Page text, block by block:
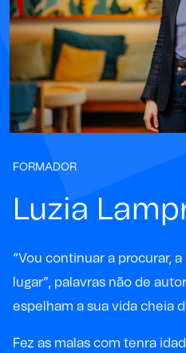
FORMADOR
Luzia
“Vou continuar a procurar,
lugar”, palavras não de
espelham a sua vida cheia
Fez as malas com tenra